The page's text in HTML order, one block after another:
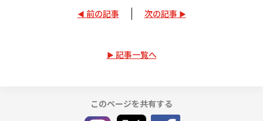
前の記事 次の記事
記事一覧へ
このページを共有する